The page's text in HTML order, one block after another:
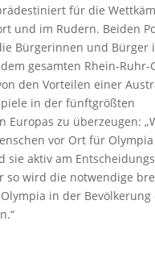
für die
und im Rudern. Beiden
Bürgerinnen und Bürger
gesamten Rhein-Ruhr-
den Vorteilen einer
in der fünftgrößten
Europas zu überzeugen:
vor Ort für Olympia
sie aktiv am
so wird die notwendige
in der